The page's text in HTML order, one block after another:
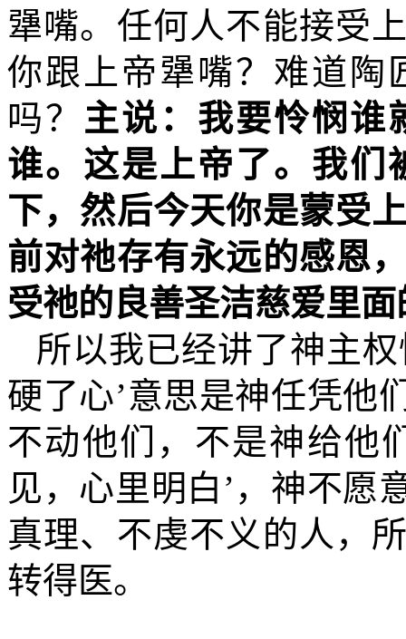
犟嘴。任何人不能接受
你跟上帝犟嘴？难道陶
吗？ 主说：我要怜悯谁
谁。这是上帝了。我们
下，然后今天你是蒙受
前对祂存有永远的感恩
受祂的良善圣洁慈爱里
所以我已经讲了神主
硬了心’意思是神任凭他
不动他们，不是神给他
见，心里明白’，神不愿
真理、不虔不义的人，
转得医。